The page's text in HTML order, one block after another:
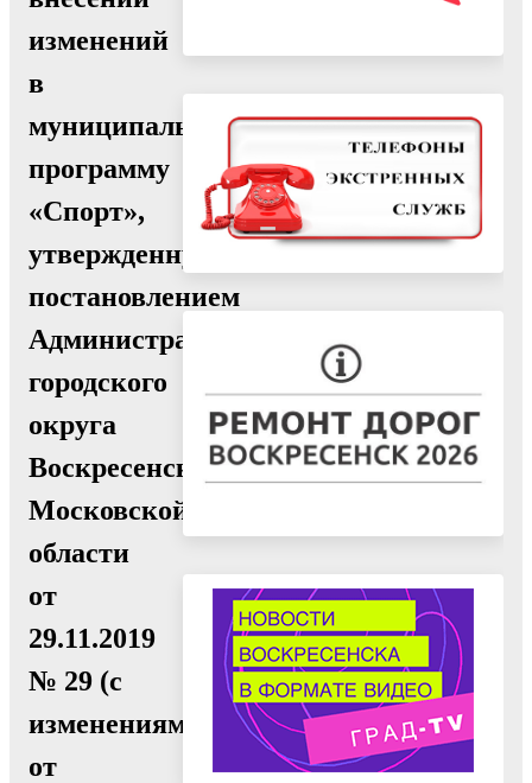
изменений
в
муниципальную
программу
«Спорт»,
утвержденную
постановлением
Администрации
городского
округа
Воскресенск
Московской
области
от
29.11.2019
№ 29 (с
изменениями
от